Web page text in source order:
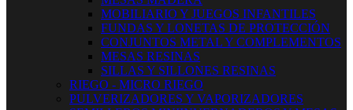
MOBILIARIO Y JUEGOS INFANTILES
FUNDAS Y LONETAS DE PROTECCIÓN
CONJUNTOS METAL Y COMPLEMENTOS
MESAS RESINAS
SILLAS Y SILLONES RESINAS
RIEGO - MICRO RIEGO
PULVERIZADORES Y VAPORIZADORES